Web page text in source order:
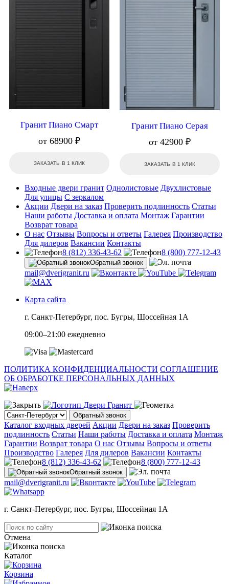
Гранит Пиано Смарт
от 68900 ₽
ЗАКАЗАТЬ В 1 КЛИК
Гранит Пиано Серая
от 42900 ₽
ЗАКАЗАТЬ В 1 КЛИК
Входные двери гранит Однолистовые Двухлистовые
Для улицы С зеркалом
Акции Двери на заказ Проверить подлинность Статьи
Наши работы Доставка и оплата Монтаж Гарантии
Возврат товара
О нас Отзывы Вопросы и ответы Галерея Производство
Для дилеров Вакансии Контакты
8 (812) 336-43-62
8 (800) 777-12-43
Обратный звонок
mail@dverigranit.ru
Карта сайта
г. Санкт-Петербург, пос. Бугры, Шоссейная 1А
09:00–21:00 ежедневно
ПОЛИТИКА КОНФИДЕНЦИАЛЬНОСТИ СОГЛАШЕНИЕ
ОБ ОБРАБОТКЕ ПЕРСОНАЛЬНЫХ ДАННЫХ
Обратный звонок
Каталог входных дверей Акции Двери на заказ Проверить
подлинность Статьи Наши работы Доставка и оплата Монтаж
Гарантии Возврат товара О нас Отзывы Вопросы и ответы
Производство Галерея Для дилеров Вакансии Контакты
8 (812) 336-43-62
8 (800) 777-12-43
Обратный звонок
mail@dverigranit.ru
г. Санкт-Петербург, пос. Бугры, Шоссейная 1А
Отмена
Каталог
Корзина